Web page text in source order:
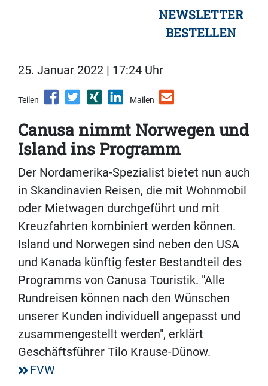
NEWSLETTER
BESTELLEN
25. Januar 2022 | 17:24 Uhr
Teilen Mailen
Canusa nimmt Norwegen und
Island ins Programm
Der Nordamerika-Spezialist bietet nun auch
in Skandinavien Reisen, die mit Wohnmobil
oder Mietwagen durchgeführt und mit
Kreuzfahrten kombiniert werden können.
Island und Norwegen sind neben den USA
und Kanada künftig fester Bestandteil des
Programms von Canusa Touristik. "Alle
Rundreisen können nach den Wünschen
unserer Kunden individuell angepasst und
zusammengestellt werden", erklärt
Geschäftsführer Tilo Krause-Dünow.
FVW